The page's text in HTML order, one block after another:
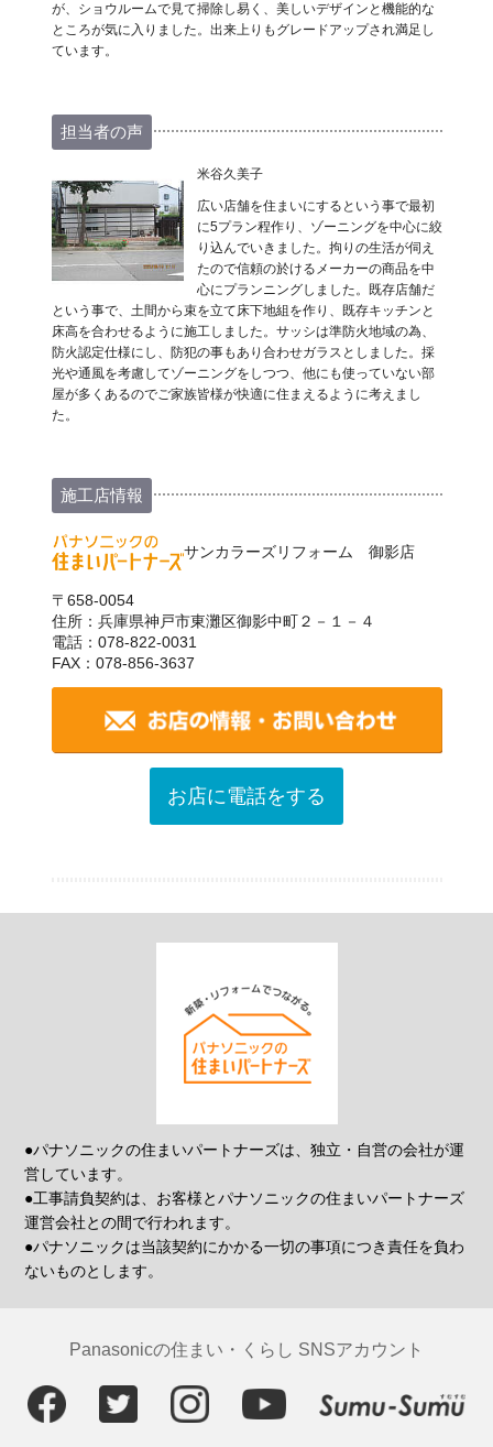
が、ショウルームで見て掃除し易く、美しいデザインと機能的な
ところが気に入りました。出来上りもグレードアップされ満足し
ています。
担当者の声
米谷久美子
広い店舗を住まいにするという事で最初
に5プラン程作り、ゾーニングを中心に絞
り込んでいきました。拘りの生活が伺え
たので信頼の於けるメーカーの商品を中
心にプランニングしました。既存店舗だ
という事で、土間から束を立て床下地組を作り、既存キッチンと
床高を合わせるように施工しました。サッシは準防火地域の為、
防火認定仕様にし、防犯の事もあり合わせガラスとしました。採
光や通風を考慮してゾーニングをしつつ、他にも使っていない部
屋が多くあるのでご家族皆様が快適に住まえるように考えまし
た。
施工店情報
サンカラーズリフォーム 御影店
〒658-0054
住所：兵庫県神戸市東灘区御影中町２－１－４
電話：078-822-0031
FAX：078-856-3637
お店に電話をする
●パナソニックの住まいパートナーズは、独立・自営の会社が運
営しています。
●工事請負契約は、お客様とパナソニックの住まいパートナーズ
運営会社との間で行われます。
●パナソニックは当該契約にかかる一切の事項につき責任を負わ
ないものとします。
Panasonicの住まい・くらし SNSアカウント